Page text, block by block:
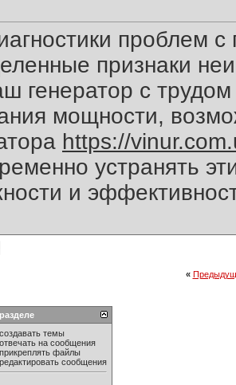
проблем
признаки
генератор с
мощности,
https://
устранять
и
«
создавать темы
отвечать на сообщения
прикреплять файлы
редактировать сообщения